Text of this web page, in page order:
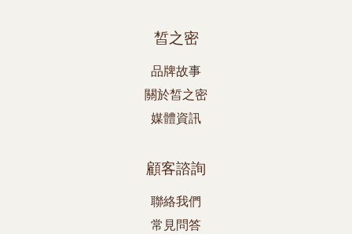
皙之密
品牌故事
關於皙之密
媒體資訊
顧客諮詢
聯絡我們
常見問答